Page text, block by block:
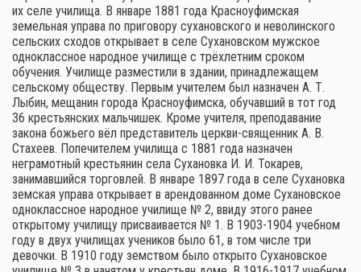
их селе училища. В январе 1881 года Красноуфимская
земельная управа по приговору сухановского и неволинского
сельских сходов открывает в селе Сухановском мужское
одноклассное народное училище с трёхлетним сроком
обучения. Училище разместили в здании, принадлежащем
сельскому обществу. Первым учителем был назначен А. Т.
Лыбин, мещанин города Красноуфимска, обучавший в тот год
36 крестьянских мальчишек. Кроме учителя, преподавание
закона божьего вёл представитель церкви-священник А. В.
Стахеев. Попечителем училища с 1881 года назначен
неграмотный крестьянин села Сухановка И. И. Токарев,
занимавшийся торговлей. В январе 1897 года в селе Сухановка
земская управа открывает в арендованном доме Сухановское
одноклассное народное училище № 2, ввиду этого ранее
открытому училищу присваивается № 1. В 1903-1904 учебном
году в двух училищах учеников было 61, в том числе три
девочки. В 1910 году земством было открыто Сухановское